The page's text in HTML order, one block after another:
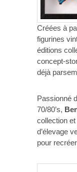
Créées à
figurines
éditions
concept-
déjà
Passionné
70/80’s,
collection
d’élevage
pour